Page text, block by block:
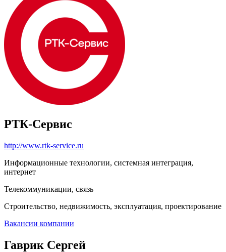
РТК-Сервис
http://www.rtk-service.ru
Информационные технологии, системная интеграция,
интернет
Телекоммуникации, связь
Строительство, недвижимость, эксплуатация, проектирование
Вакансии компании
Гаврик Сергей